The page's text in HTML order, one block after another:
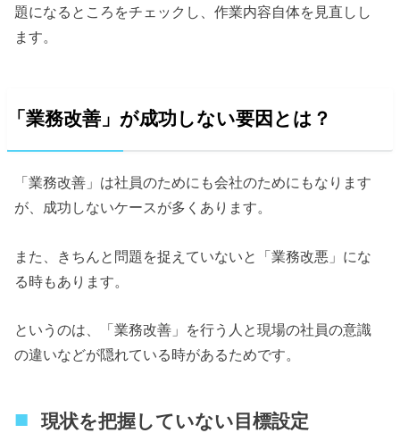
題になるところをチェックし、作業内容自体を見直しし
ます。
「業務改善」が成功しない要因とは？
「業務改善」は社員のためにも会社のためにもなります
が、成功しないケースが多くあります。
また、きちんと問題を捉えていないと「業務改悪」にな
る時もあります。
というのは、「業務改善」を行う人と現場の社員の意識
の違いなどが隠れている時があるためです。
現状を把握していない目標設定